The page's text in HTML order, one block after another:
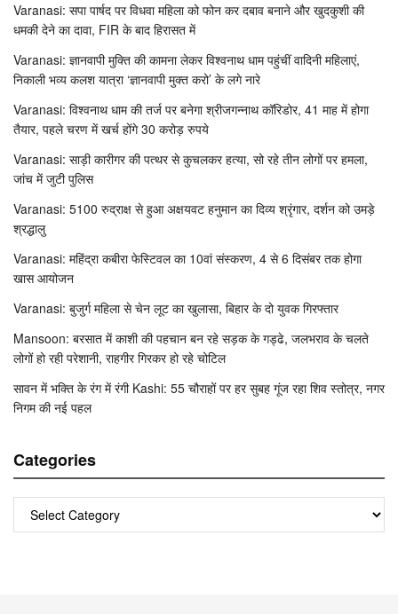
Varanasi: सपा पार्षद पर विधवा महिला को फोन कर दबाव बनाने और खुदकुशी की
धमकी देने का दावा, FIR के बाद हिरासत में
Varanasi: ज्ञानवापी मुक्ति की कामना लेकर विश्वनाथ धाम पहुंचीं वादिनी महिलाएं,
निकाली भव्य कलश यात्रा ‘ज्ञानवापी मुक्त करो’ के लगे नारे
Varanasi: विश्वनाथ धाम की तर्ज पर बनेगा श्रीजगन्नाथ कॉरिडोर, 41 माह में होगा
तैयार, पहले चरण में खर्च होंगे 30 करोड़ रुपये
Varanasi: साड़ी कारीगर की पत्थर से कुचलकर हत्या, सो रहे तीन लोगों पर हमला,
जांच में जुटी पुलिस
Varanasi: 5100 रुद्राक्ष से हुआ अक्षयवट हनुमान का दिव्य श्रृंगार, दर्शन को उमड़े
श्रद्धालु
Varanasi: महिंद्रा कबीरा फेस्टिवल का 10वां संस्करण, 4 से 6 दिसंबर तक होगा
खास आयोजन
Varanasi: बुजुर्ग महिला से चेन लूट का खुलासा, बिहार के दो युवक गिरफ्तार
Mansoon: बरसात में काशी की पहचान बन रहे सड़क के गड्ढे, जलभराव के चलते
लोगों हो रही परेशानी, राहगीर गिरकर हो रहे चोटिल
सावन में भक्ति के रंग में रंगी Kashi: 55 चौराहों पर हर सुबह गूंज रहा शिव स्तोत्र, नगर
निगम की नई पहल
Categories
Categories